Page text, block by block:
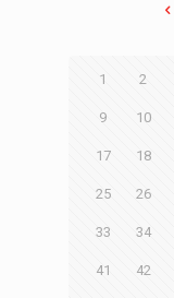
1 2
9 10
17 18
25 26
33 34
41 42